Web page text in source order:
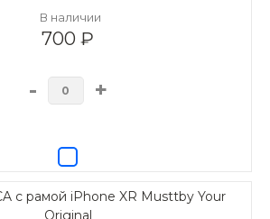
В наличии
700 ₽
- +
с рамой iPhone XR Musttby Your
Original